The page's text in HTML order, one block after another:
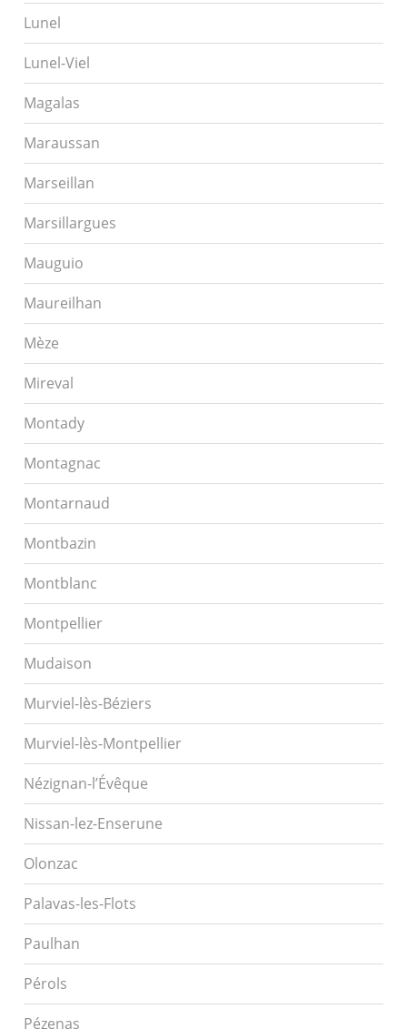
Lunel
Lunel-Viel
Magalas
Maraussan
Marseillan
Marsillargues
Mauguio
Maureilhan
Mèze
Mireval
Montady
Montagnac
Montarnaud
Montbazin
Montblanc
Montpellier
Mudaison
Murviel-lès-Béziers
Murviel-lès-Montpellier
Nézignan-l’Évêque
Nissan-lez-Enserune
Olonzac
Palavas-les-Flots
Paulhan
Pérols
Pézenas